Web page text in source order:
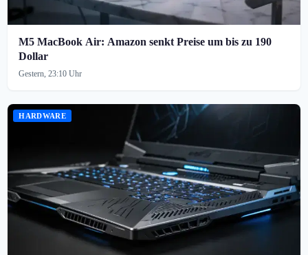
M5 MacBook Air: Amazon senkt Preise um bis zu 190
Dollar
Gestern, 23:10 Uhr
HARDWARE